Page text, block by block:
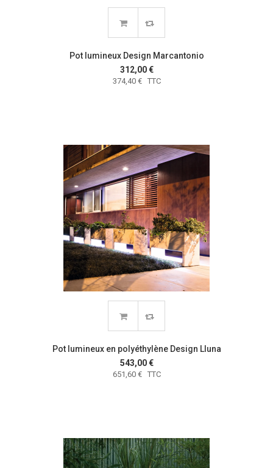
Pot lumineux Design Marcantonio
312,00 €
374,40 € TTC
Pot lumineux en polyéthylène Design Lluna
543,00 €
651,60 € TTC